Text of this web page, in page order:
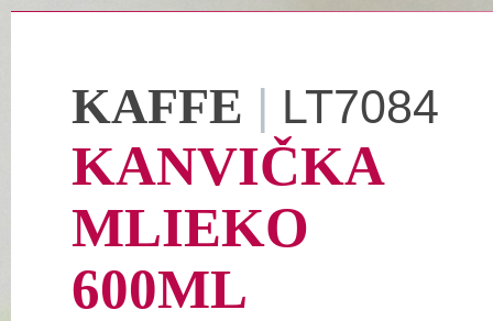
KAFFE | LT7084
KANVIČKA
MLIEKO
600ML